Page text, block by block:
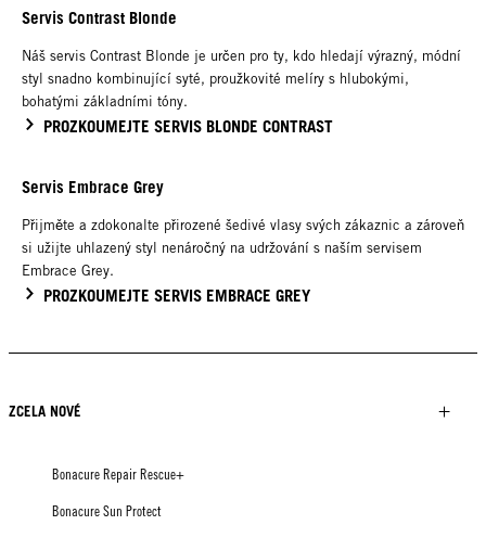
Servis Contrast Blonde
Náš servis Contrast Blonde je určen pro ty, kdo hledají výrazný, módní
styl snadno kombinující syté, proužkovité melíry s hlubokými,
bohatými základními tóny.
PROZKOUMEJTE SERVIS BLONDE CONTRAST
Servis Embrace Grey
Přijměte a zdokonalte přirozené šedivé vlasy svých zákaznic a zároveň
si užijte uhlazený styl nenáročný na udržování s naším servisem
Embrace Grey.
PROZKOUMEJTE SERVIS EMBRACE GREY
ZCELA NOVÉ
Bonacure Repair Rescue+
Bonacure Sun Protect